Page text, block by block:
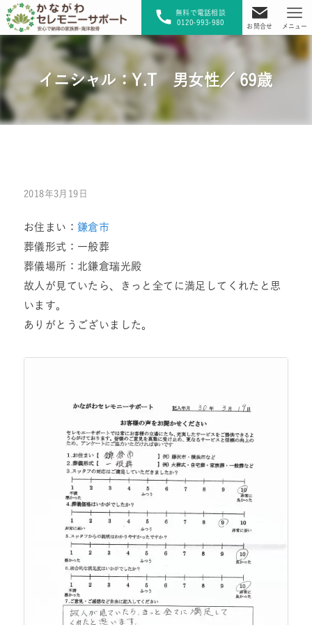
無料で電話相談
0120-993-980
お問合せ メニュー
イニシャル：Y.T 男女性／ 69歳
2018年3月19日
お住まい： 鎌倉市
葬儀形式：一般葬
葬儀場所：北鎌倉瑞光殿
故人が見ていたら、きっと全てに満足してくれたと思
います。
ありがとうございました。